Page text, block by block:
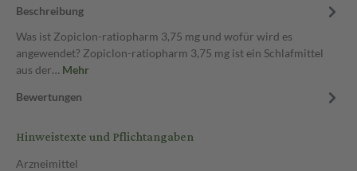
Beschreibung
Was ist Zopiclon-ratiopharm 3,75 mg und wofür wird es
angewendet? Zopiclon-ratiopharm 3,75 mg ist ein Schlafmittel
aus der… Mehr
Bewertungen
Hinweistexte und Pflichtangaben
Arzneimittel